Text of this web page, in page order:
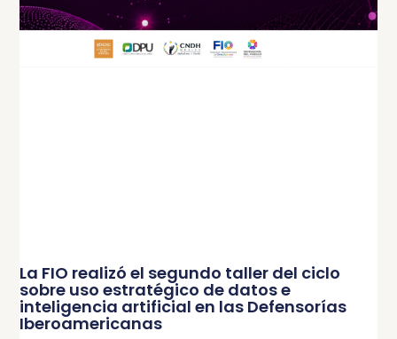
La FIO realizó el segundo taller del ciclo
sobre uso estratégico de datos e
inteligencia artificial en las Defensorías
Iberoamericanas